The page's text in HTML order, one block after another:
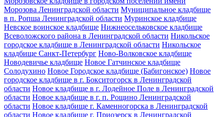
Морозова Ленинградской области Муниципальное кладбище
в п. Ропша Ленинградской области Муринское кладбище
Невское воинское кладбище Нижнеосельковское кладбище
Всеволожского района в Ленинградской области Никольское
городское кладбище в Ленинградской области Никольское
кладбище Санкт-Петербург Ново-Волковское кладбище
Новодевичье кладбище Новое Гатчинское кладбище
Солодухино Новое Городское кладбище (Бабигонское) Новое
городское кладбище в г. Бокситогорск в Ленинградской
области Новое кладбище в г. Лодейное Поле в Ленинградской
области Новое кладбище в г. п. Рощино Ленинградской
области Новое кладбище г. Каменногорска в Ленинградской
области Новое кладбище г. Приозерск в Ленинградской